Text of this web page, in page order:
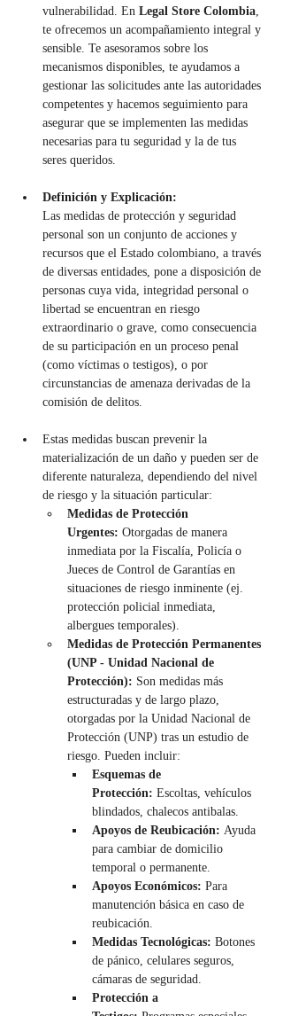
vulnerabilidad. En Legal Store Colombia,
te ofrecemos un acompañamiento integral y
sensible. Te asesoramos sobre los
mecanismos disponibles, te ayudamos a
gestionar las solicitudes ante las autoridades
competentes y hacemos seguimiento para
asegurar que se implementen las medidas
necesarias para tu seguridad y la de tus
seres queridos.
Definición y Explicación:
Las medidas de protección y seguridad
personal son un conjunto de acciones y
recursos que el Estado colombiano, a través
de diversas entidades, pone a disposición de
personas cuya vida, integridad personal o
libertad se encuentran en riesgo
extraordinario o grave, como consecuencia
de su participación en un proceso penal
(como víctimas o testigos), o por
circunstancias de amenaza derivadas de la
comisión de delitos.
Estas medidas buscan prevenir la
materialización de un daño y pueden ser de
diferente naturaleza, dependiendo del nivel
de riesgo y la situación particular:
Medidas de Protección
Urgentes: Otorgadas de manera
inmediata por la Fiscalía, Policía o
Jueces de Control de Garantías en
situaciones de riesgo inminente (ej.
protección policial inmediata,
albergues temporales).
Medidas de Protección Permanentes
(UNP - Unidad Nacional de
Protección): Son medidas más
estructuradas y de largo plazo,
otorgadas por la Unidad Nacional de
Protección (UNP) tras un estudio de
riesgo. Pueden incluir:
Esquemas de
Protección: Escoltas, vehículos
blindados, chalecos antibalas.
Apoyos de Reubicación: Ayuda
para cambiar de domicilio
temporal o permanente.
Apoyos Económicos: Para
manutención básica en caso de
reubicación.
Medidas Tecnológicas: Botones
de pánico, celulares seguros,
cámaras de seguridad.
Protección a